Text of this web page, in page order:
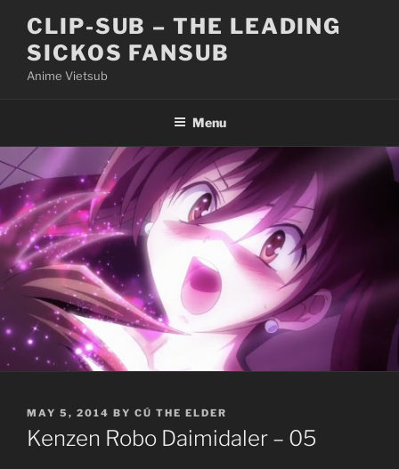
content
CLIP-SUB – THE LEADING
SICKOS FANSUB
Anime Vietsub
Menu
POSTED
ON
MAY 5, 2014 BY CÚ THE ELDER
Kenzen Robo Daimidaler – 05